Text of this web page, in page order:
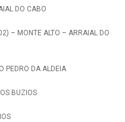
DO CABO
– MONTE ALTO – ARRAIAL DO
PEDRO DA ALDEIA
BUZIOS